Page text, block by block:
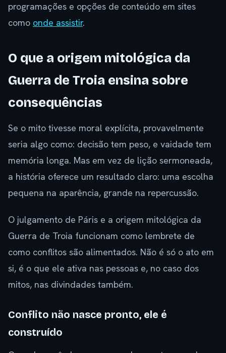
programações e opções de conteúdo em sites
como onde assistir.
O que a origem mitológica da
Guerra de Troia ensina sobre
consequências
Se o mito tivesse moral explícita, provavelmente
seria algo como: decisão tem peso, e vaidade tem
memória longa. Mas em vez de lição sermoneada,
a história oferece um resultado claro: uma escolha
pequena na aparência, grande na repercussão.
O julgamento de Páris e a origem mitológica da
Guerra de Troia funcionam como lembrete de
como conflitos são alimentados. Não é só o ato em
si, é o que ele ativa nas pessoas e, no caso dos
mitos, nas divindades também.
Conflito não nasce pronto, ele é
construído